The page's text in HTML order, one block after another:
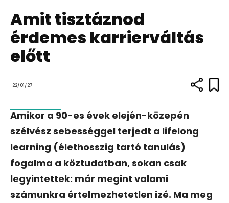
Amit tisztáznod
érdemes karrierváltás
előtt
22/01/27
Amikor a 90-es évek elején-közepén
szélvész sebességgel terjedt a lifelong
learning (élethosszig tartó tanulás)
fogalma a köztudatban, sokan csak
legyintettek: már megint valami
számunkra értelmezhetetlen izé. Ma meg